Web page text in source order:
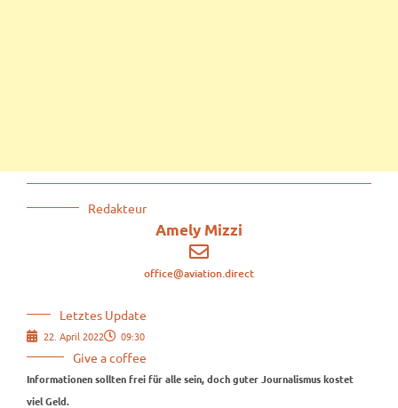
Redakteur
Amely Mizzi
office@aviation.direct
Letztes Update
22. April 2022 09:30
Give a coffee
Informationen sollten frei für alle sein, doch guter Journalismus kostet
viel Geld.